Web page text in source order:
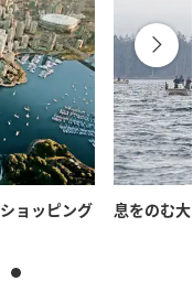
ョッピング
息をのむ